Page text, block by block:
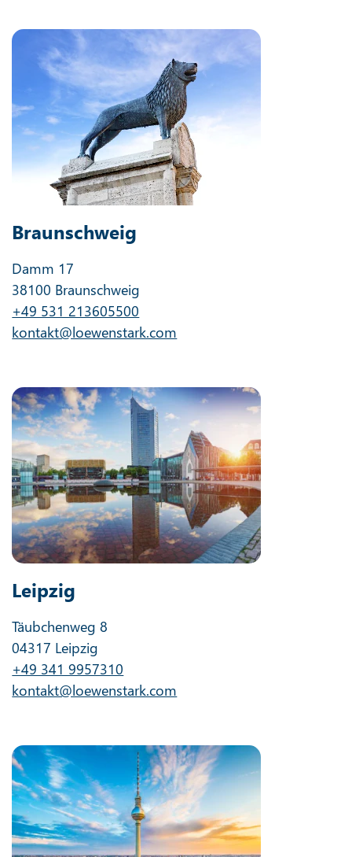
Braunschweig
Damm 17
38100 Braunschweig
+49 531 213605500
kontakt@loewenstark.com
Leipzig
Täubchenweg 8
04317 Leipzig
+49 341 9957310
kontakt@loewenstark.com